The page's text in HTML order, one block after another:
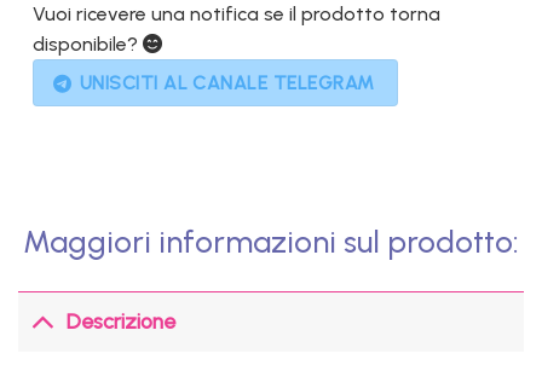
Vuoi ricevere una notifica se il prodotto torna
disponibile?
UNISCITI AL CANALE TELEGRAM
Maggiori informazioni sul prodotto:
Descrizione